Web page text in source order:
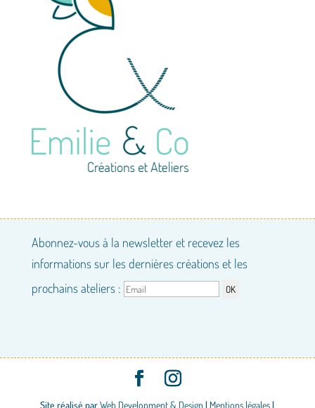
Abonnez-vous à la newsletter et recevez les
informations sur les dernières créations et les
prochains ateliers :
Site réalisé parWeb Development & Design| Mentions légales|